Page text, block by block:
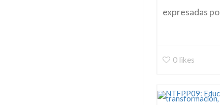
expresadas
0 likes